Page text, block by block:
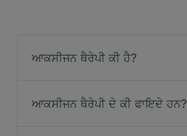
ਆਕਸੀਜਨ ਥੈਰੇਪੀ ਕੀ ਹੈ?
ਆਕਸੀਜਨ ਥੈਰੇਪੀ ਦੇ ਕੀ ਫਾਇਦੇ ਹਨ?